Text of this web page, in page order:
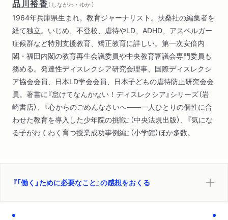
登場する若者たちは、なぜうまくいかなかったのか
「自己理解」から始めよう）
品川裕香（ しながわ・ゆか ）
1964年兵庫県生まれ。教育ジャーナリスト。扶桑社の編集者を
経て独立。いじめ、不登校、虐待やLD、ADHD、アスペルガー
症候群など特別支援教育、矯正教育に詳しい。第一次安倍内
閣・福田内閣の教育再生会議委員や中央教育審議会専門委員も
務める。発達性ディスレクシア研究会理事、国際ディスレクシ
ア協会会員、日本LD学会会員、日本子どもの虐待防止研究会会
員。著書に『怠けてなんかない！ディスレクシア』シリーズ（岩
崎書店）、『心からのごめんなさいへ――一人ひとりの個性に合
わせた教育を導入した少年院の挑戦』（中央法規出版）、『気にな
る子がわくわく育つ授業成功事例編』（小学館）ほか多数。
『「働く」ために必要なこと』の感想をおくる